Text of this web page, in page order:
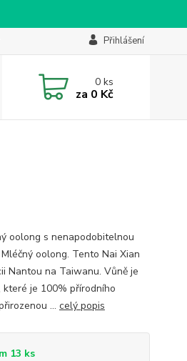
Přihlášení
0ks
za 0 Kč
oolong s nenapodobitelnou
oolong. Tento Nai Xian
Nantou na Taiwanu. Vůně je
které je 100% přírodního
... celý popis
13 ks